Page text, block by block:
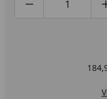
Produktmenge